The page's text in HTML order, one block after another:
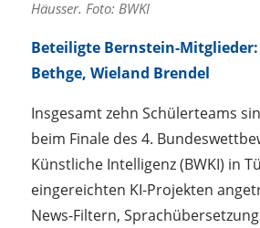
Häusser. Foto: BWKI
Beteiligte Bernstein-
Bethge, Wieland Brendel
Insgesamt zehn Schülerteams
beim Finale des 4.
Künstliche Intelligenz (BWKI) in
eingereichten KI-Projekten
News-Filtern,